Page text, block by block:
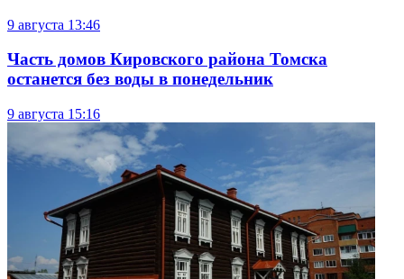
9 августа 13:46
Часть домов Кировского района Томска
останется без воды в понедельник
9 августа 15:16